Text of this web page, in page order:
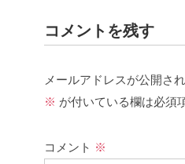
コメントを残す
メールアドレスが公開さ
※ が付いている欄は必須
コメント ※